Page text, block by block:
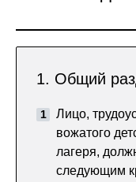
1. Общий
Лицо,
вожатого
лагеря,
следующим